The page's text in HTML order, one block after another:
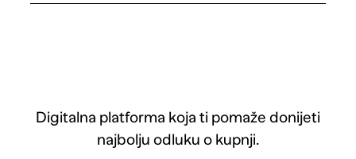
Digitalna platforma koja ti pomaže donijeti
najbolju odluku o kupnji.